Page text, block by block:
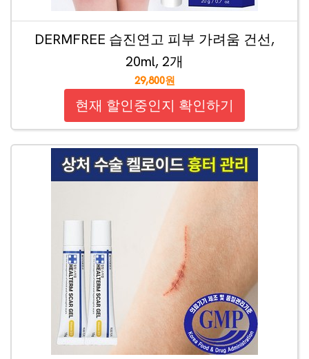
DERMFREE 습진연고 피부 가려움 건선,
20ml, 2개
29,800원
현재 할인중인지 확인하기